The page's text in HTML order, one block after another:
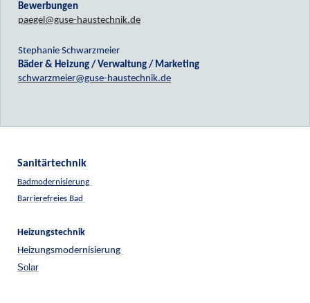
Bewerbungen
paegel@guse-haustechnik.de
Stephanie Schwarzmeier
Bäder & Heizung / Verwaltung / Marketing
schwarzmeier@guse-haustechnik.de
Sanitärtechnik
Badmodernisierung
Barrierefreies Bad
Heizungstechnik
Heizungsmodernisierung
Solar